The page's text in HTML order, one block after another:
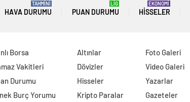
HAVA DURUMU
TAHMİNİ
PUAN DURUMU
LİG
HISSELER
EKONOMİ
Borsa
Vakitleri
Durumu
Burç Yorumu
Altınlar
Dövizler
Hisseler
Kripto Paralar
Foto Galeri
Video Galeri
Yazarlar
Gazeteler